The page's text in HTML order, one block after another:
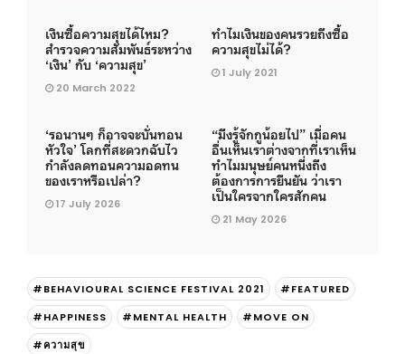
เงินซื้อความสุขได้ไหม?
สำรวจความสัมพันธ์ระหว่าง
‘เงิน’ กับ ‘ความสุข’
20 March 2022
ทำไมเงินของคนรวยถึงซื้อ
ความสุขไม่ได้?
1 July 2021
‘รอนานๆ ก็อาจจะบั่นทอน
หัวใจ’ โลกที่สะดวกฉับไว
กำลังลดทอนความอดทน
ของเราหรือเปล่า?
17 July 2026
“มึงรู้จักกูน้อยไป” เมื่อคน
อื่นเห็นเราต่างจากที่เราเห็น
ทำไมมนุษย์คนหนึ่งถึง
ต้องการการยืนยัน ว่าเรา
เป็นใครจากใครสักคน
21 May 2026
#BEHAVIOURAL SCIENCE FESTIVAL 2021
#FEATURED
#HAPPINESS
#MENTAL HEALTH
#MOVE ON
#ความสุข